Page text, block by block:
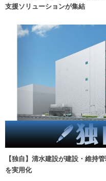
支援ソリューションが集結
【独自】清水建設が建設・維持
を実用化